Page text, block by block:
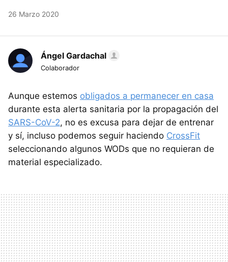
26 Marzo 2020
Ángel Gardachal
Colaborador
Aunque estemos obligados a permanecer en casa
durante esta alerta sanitaria por la propagación del
SARS-CoV-2, no es excusa para dejar de entrenar
y sí, incluso podemos seguir haciendo CrossFit
seleccionando algunos WODs que no requieran de
material especializado.